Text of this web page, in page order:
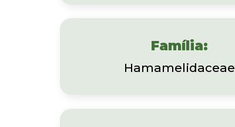
Família:
Hamamelidaceae